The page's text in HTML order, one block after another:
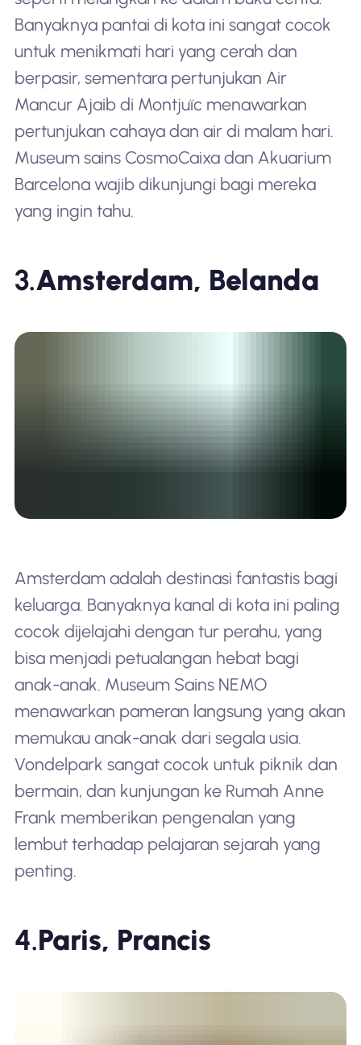
Banyaknya pantai di kota ini sangat cocok
untuk menikmati hari yang cerah dan
berpasir, sementara pertunjukan Air
Mancur Ajaib di Montjuïc menawarkan
pertunjukan cahaya dan air di malam hari.
Museum sains CosmoCaixa dan Akuarium
Barcelona wajib dikunjungi bagi mereka
yang ingin tahu.
3.Amsterdam, Belanda
Amsterdam adalah destinasi fantastis bagi
keluarga. Banyaknya kanal di kota ini paling
cocok dijelajahi dengan tur perahu, yang
bisa menjadi petualangan hebat bagi
anak-anak. Museum Sains NEMO
menawarkan pameran langsung yang akan
memukau anak-anak dari segala usia.
Vondelpark sangat cocok untuk piknik dan
bermain, dan kunjungan ke Rumah Anne
Frank memberikan pengenalan yang
lembut terhadap pelajaran sejarah yang
penting.
4.Paris, Prancis